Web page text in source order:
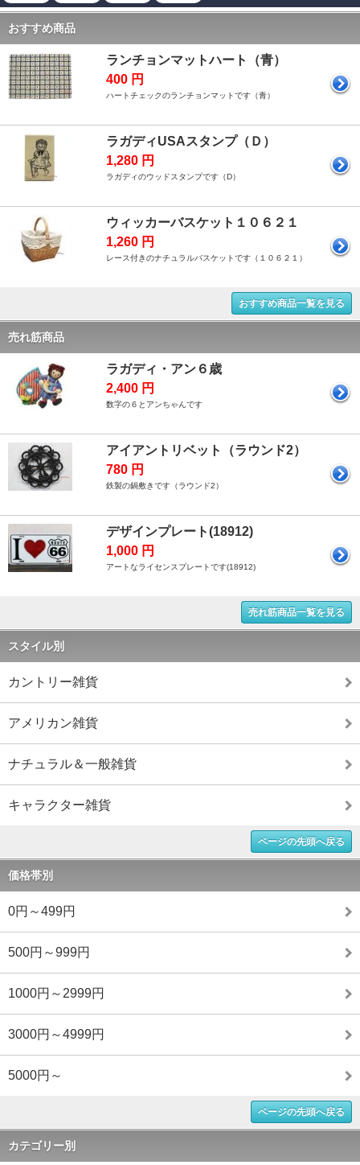
おすすめ商品
ランチョンマットハート（青）
400 円
ハートチェックのランチョンマットです（青）
ラガディUSAスタンプ（Ｄ）
1,280 円
ラガディのウッドスタンプです（D）
ウィッカーバスケット１０６２１
1,260 円
レース付きのナチュラルバスケットです（１０６２１）
おすすめ商品一覧を見る
売れ筋商品
ラガディ・アン６歳
2,400 円
数字の６とアンちゃんです
アイアントリベット（ラウンド2）
780 円
鉄製の鍋敷きです（ラウンド2）
デザインプレート(18912)
1,000 円
アートなライセンスプレートです(18912)
売れ筋商品一覧を見る
スタイル別
カントリー雑貨
アメリカン雑貨
ナチュラル＆一般雑貨
キャラクター雑貨
ページの先頭へ戻る
価格帯別
0円～499円
500円～999円
1000円～2999円
3000円～4999円
5000円～
ページの先頭へ戻る
カテゴリー別